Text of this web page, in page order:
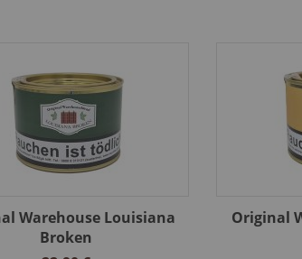
Warehouse Louisiana
Broken
Original